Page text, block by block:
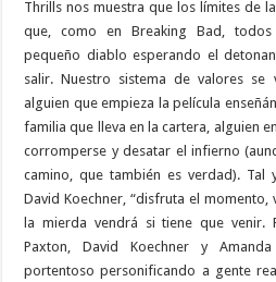
Thrills nos muestra que los límites de
que, como en Breaking Bad,
pequeño diablo esperando el
salir. Nuestro sistema de valores
alguien que empieza la película
familia que lleva en la cartera, alguien
corromperse y desatar el infierno
camino, que también es verdad).
David Koechner, “disfruta el momento,
la mierda vendrá si tiene que venir.
Paxton, David Koechner y
portentoso personificando a gente